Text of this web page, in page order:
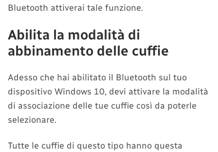
Bluetooth attiverai tale funzione.
Abilita la modalità di
abbinamento delle cuffie
Adesso che hai abilitato il Bluetooth sul tuo
dispositivo Windows 10, devi attivare la modalità
di associazione delle tue cuffie così da poterle
selezionare.
Tutte le cuffie di questo tipo hanno questa